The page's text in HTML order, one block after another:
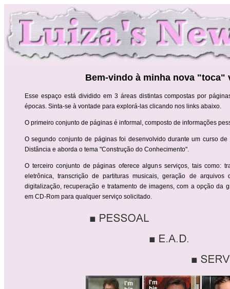
Bem-vindo à minha nova "toca"
Esse espaço está dividido em 3 áreas distintas compostas por
épocas. Sinta-se à vontade para explorá-las clicando nos links abaixo.
O primeiro conjunto de páginas é informal, composto de informações
O segundo conjunto de páginas foi desenvolvido durante um curso
Distância e aborda o tema "Construção do Conhecimento".
O terceiro conjunto de páginas oferece alguns serviços, tais como:
eletrônica, transcrição de partituras musicais, geração de arquivos
digitalização, recuperação e tratamento de imagens, com a opção da
em CD-Rom para qualquer serviço solicitado.